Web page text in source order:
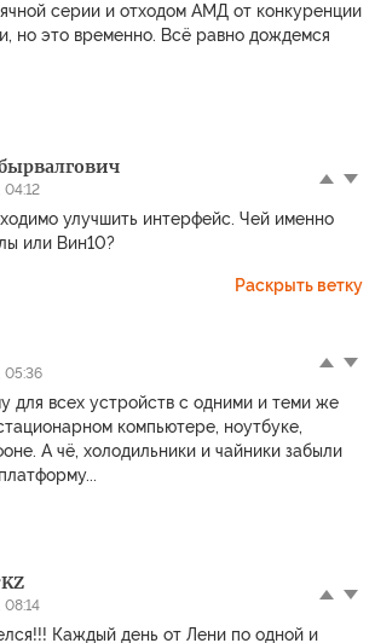
серии и отходом АМД от конкуренции
но это временно. Всё равно дождемся
04:12
улучшить интерфейс. Чей именно
или Вин10?
Раскрыть ветку
05:36
для всех устройств с одними и теми же
компьютере, ноутбуке,
А чё, холодильники и чайники забыли
08:14
Каждый день от Лени по одной и